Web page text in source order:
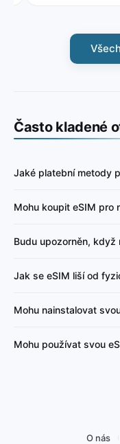
Často kladené
Jaké platební metody
Mohu koupit eSIM pro
Budu upozorněn, když
Jak se eSIM liší od
Mohu nainstalovat
Mohu používat svou
O nás